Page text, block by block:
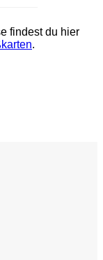
findest du hier
.